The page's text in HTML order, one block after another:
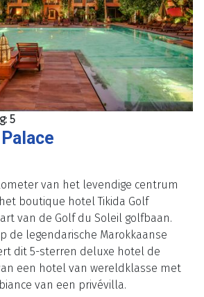
5
van het levendige centrum
boutique hotel Tikida Golf
van de Golf du Soleil golfbaan.
de legendarische Marokkaanse
dit 5-sterren deluxe hotel de
een hotel van wereldklasse met
van een privévilla.